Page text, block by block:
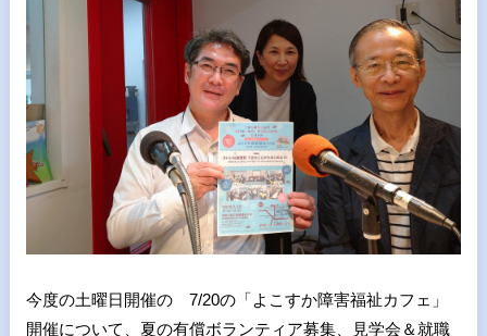
今度の土曜日開催の 7/20の「よこすか障害福祉カフェ」
開催について、夏の有償ボランティア募集、見学会＆就職